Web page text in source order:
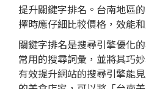
提升關鍵字排名。台南地區
擇時應仔細比較價格，效能
關鍵字排名是搜尋引擎優化
常用的搜尋詞彙，並將其巧
有效提升網站的搜尋引擎能